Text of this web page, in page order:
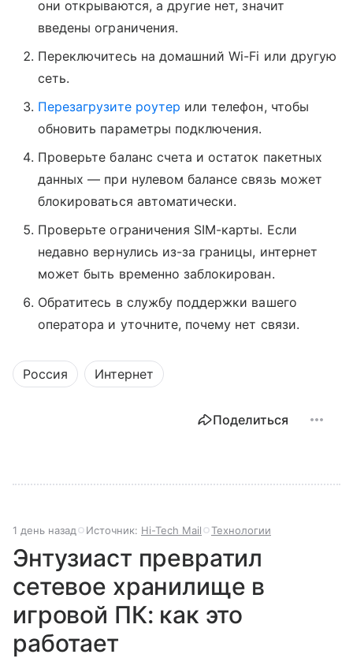
они открываются, а другие нет, значит
введены ограничения.
Переключитесь на домашний Wi-Fi или другую
сеть.
Перезагрузите роутер или телефон, чтобы
обновить параметры подключения.
Проверьте баланс счета и остаток пакетных
данных — при нулевом балансе связь может
блокироваться автоматически.
Проверьте ограничения SIM-карты. Если
недавно вернулись из-за границы, интернет
может быть временно заблокирован.
Обратитесь в службу поддержки вашего
оператора и уточните, почему нет связи.
Россия Интернет
Поделиться
1 день назад Источник: Hi-Tech Mail Технологии
Энтузиаст превратил
сетевое хранилище в
игровой ПК: как это
работает